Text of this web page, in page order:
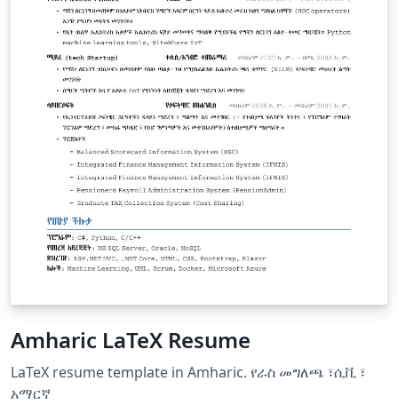
Amharic LaTeX Resume
LaTeX resume template in Amharic. የራስ መግለጫ ፣ሲቪ ፣
አማርኛ